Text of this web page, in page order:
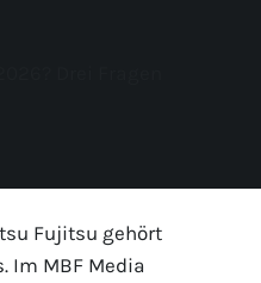
Fujitsu gehört
Im MBF Media